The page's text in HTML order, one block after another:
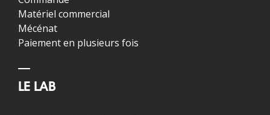
Matériel commercial
Mécénat
Paiement en plusieurs fois
LE LAB